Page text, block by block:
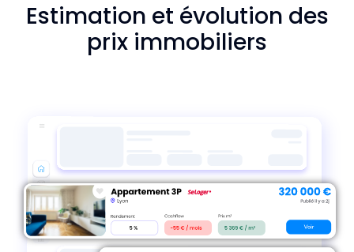
Estimation et évolution des
prix immobiliers